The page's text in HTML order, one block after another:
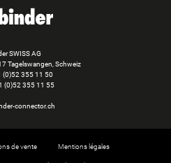
SWISS AG
Tagelswangen, Schweiz
(0)52 355 11 50
(0)52 355 11 55
connector.ch
de vente Mentions légales